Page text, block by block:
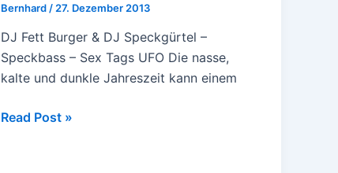
Bernhard / 27. Dezember 2013
DJ Fett Burger & DJ Speckgürtel –
Speckbass – Sex Tags UFO Die nasse,
kalte und dunkle Jahreszeit kann einem
Jahresrückblick
Read Post »